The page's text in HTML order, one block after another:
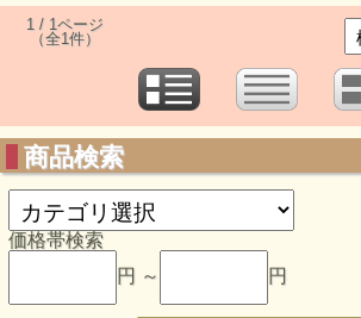
1 / 1ページ
（全1件）
商品検索
価格帯検索
円 ～
円